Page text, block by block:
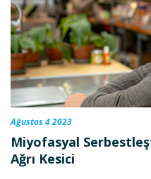
Ağustos 4 2023
Miyofasyal
Ağrı Kesici